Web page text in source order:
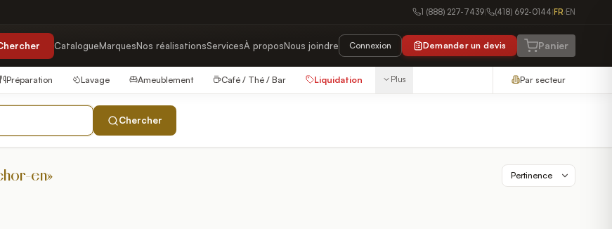
1 (888) 227-7439| (418) 692-0144| FR/EN
CatalogueMarquesNos réalisationsServicesÀ proposNous joindre Connexion Demander un devis Panier
Préparation Lavage Ameublement Café / Thé / Bar Liquidation Plus Par secteur
Chercher
en»